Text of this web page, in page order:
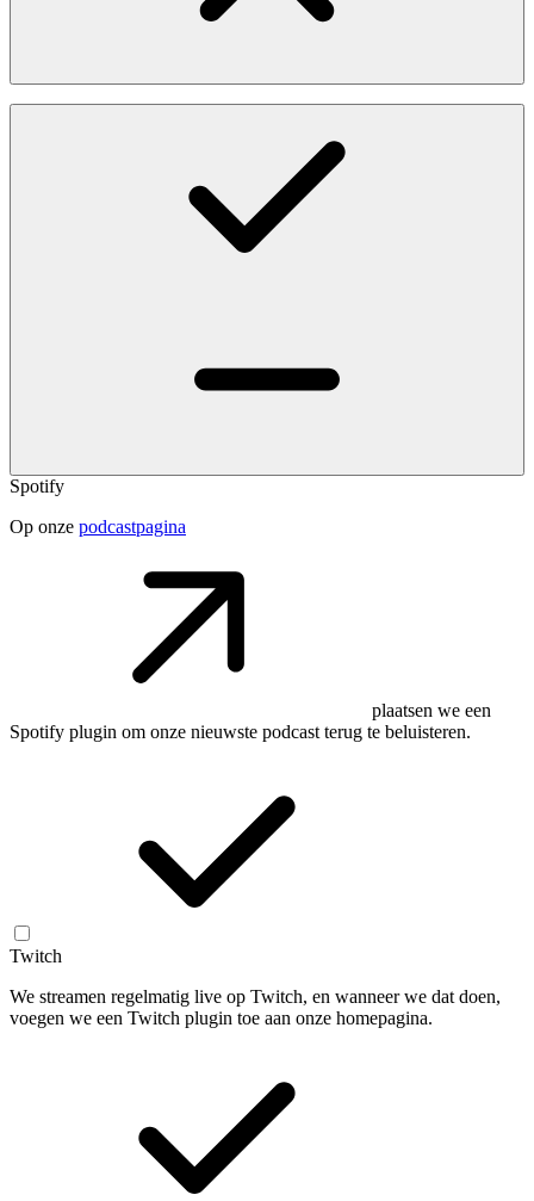
Spotify
Op onze podcastpagina
plaatsen we een
Spotify plugin om onze nieuwste podcast terug te beluisteren.
Twitch
We streamen regelmatig live op Twitch, en wanneer we dat doen,
voegen we een Twitch plugin toe aan onze homepagina.